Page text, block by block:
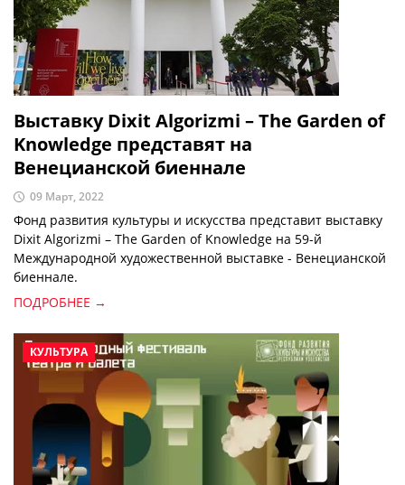
Выставку Dixit Algorizmi – The Garden of
Knowledge представят на
Венецианской биеннале
09 Март, 2022
Фонд развития культуры и искусства представит выставку
Dixit Algorizmi – The Garden of Knowledge на 59-й
Международной художественной выставке - Венецианской
биеннале.
ПОДРОБНЕЕ →
КУЛЬТУРА